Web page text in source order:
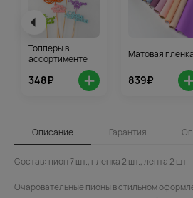
Топперы в
ассортименте
348₽ +
Матовая пленка
839₽
Описание Гарантия
Состав: пион 7 шт., пленка 2 шт., лента 2 шт.
Очаровательные пионы в стильном